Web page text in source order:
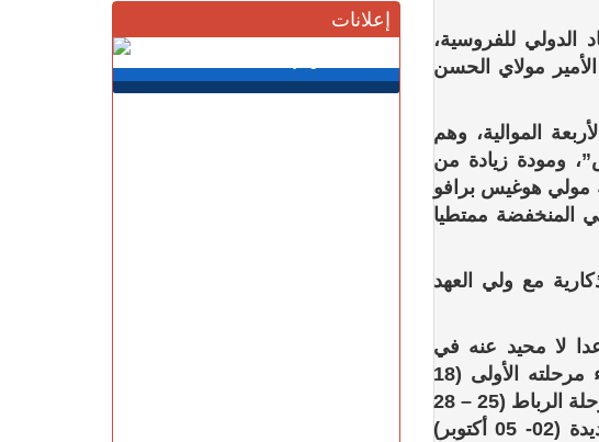
للفروسية،
مولاي الحسن
الموالية، وهم
ومودة زيادة من
مولي هوغيس برافو
المنخفضة ممتطيا
مع ولي العهد
لا محيد عنه في
الأجندة الدولية لمسابقات الفروسية. وقد انطلق بإجراء مرحلته الأولى (18
-21 شتنبر الماضي) بحلبة “إيبيكا” بمدينة تطوان، تلتها مرحلة الرباط (25 – 28
شتنبر) بالمركب الملكي للفروسية، لتشكل محطة الجديدة (02- 05 أكتوبر)
إعلانات